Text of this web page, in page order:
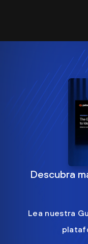
Descubra
Lea nuestra